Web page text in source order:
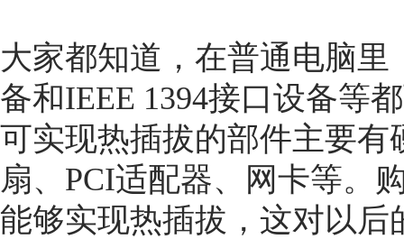
大家都知道，在普通电脑
备和IEEE 1394接口设备等
可实现热插拔的部件主要有
扇、PCI适配器、网卡等。
能够实现热插拔，这对以后